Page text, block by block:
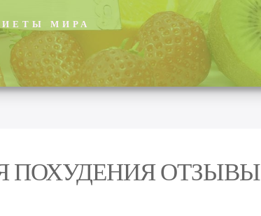
МИРА
ПОХУДЕНИЯ ОТЗЫВЫ